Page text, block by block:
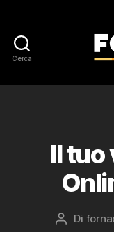
Cerca
Il tuo
Autore
Di